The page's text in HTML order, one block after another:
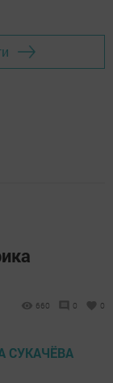
660 0 0